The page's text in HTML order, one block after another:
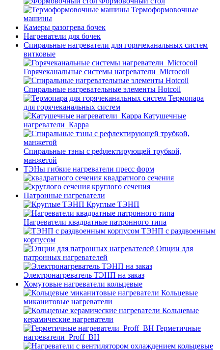
Термоформовочные
машины
Камеры разогрева бочек
Нагреватели для бочек
Спиральные нагреватели для горячеканальных систем
витковые
Горячеканальные системы нагреватели_Microcoil
Спиральные нагревательные элементы Hotcoil
Термопара
для горячеканальных систем
Катушечные
нагреватели_Карра
Спиральные тэны с рефлектирующей трубкой,
манжетой
ТЭНы гибкие нагреватели пресс форм
квадратного сечения
круглого сечения
Патронные нагреватели
Круглые ТЭНП
Нагреватели квадратные патронного типа
ТЭНП с раздвоенным
корпусом
Опции для
патронных нагревателей
Электронагреватель ТЭНП на заказ
Хомутовые нагреватели кольцевые
Кольцевые
миканитовые нагреватели
Кольцевые
керамические нагреватели
Герметичные
нагреватели_Proff_BH